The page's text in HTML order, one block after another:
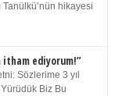
hikayesi
itham ediyorum!”
Sözlerime 3 yıl
Biz Bu